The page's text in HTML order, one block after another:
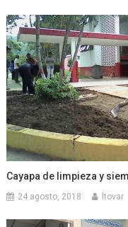
Cayapa de limpieza y
24 agosto, 2018 ltovar